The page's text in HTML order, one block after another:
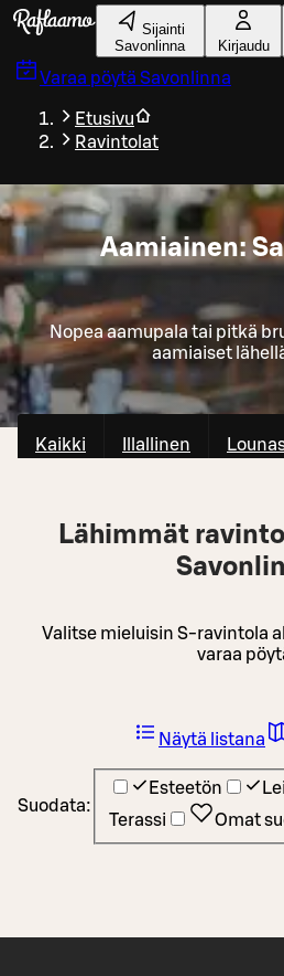
Siirry pääsisältöön
Sijainti
Savonlinna
Kirjaudu
Varaa pöytä Savonlinna
Etusivu
Ravintolat
Aamiainen:
Nopea aamupala tai pitkä
aamiaiset
Kaikki Illallinen
Lähimmät
Valitse mieluisin S-ravintola
varaa
Suodata:
Esteetön
Terassi
Omat
Näytä listana